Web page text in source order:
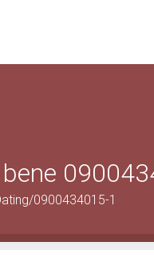
0900434015-1